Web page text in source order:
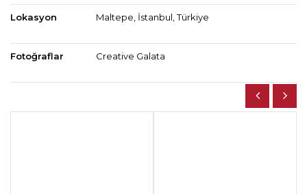
Lokasyon Maltepe, İstanbul, Türkiye
Fotoğraflar Creative Galata